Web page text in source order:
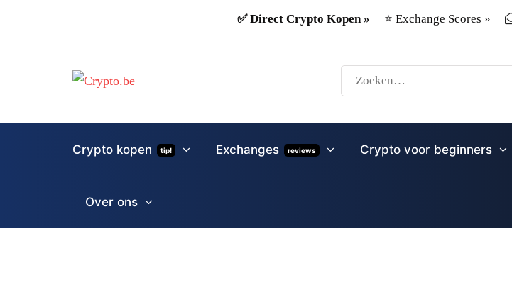
⭐ Exchange Scores »
✅ Direct Crypto Kopen »
Crypto kopen tip! Exchanges reviews Crypto voor beginners
Over ons